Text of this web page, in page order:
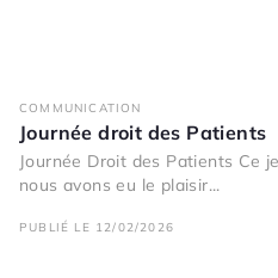
COMMUNICATION
Journée droit des Patients
Journée Droit des Patients Ce
nous avons eu le plaisir...
PUBLIÉ LE 12/02/2026